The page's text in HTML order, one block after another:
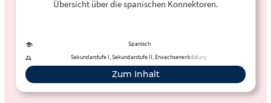
Übersicht über die spanischen Konnektoren.
Spanisch
Sekundarstufe I, Sekundarstufe II, Erwachsenenbildung
Zum Inhalt